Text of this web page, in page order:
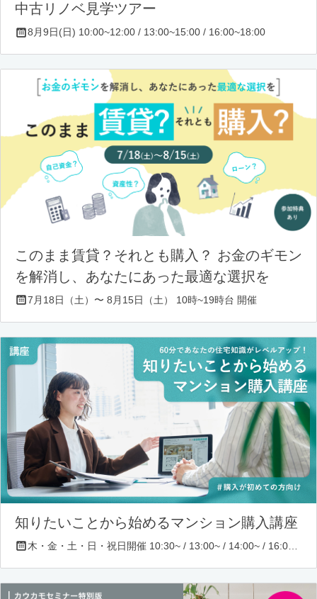
中古リノベ見学ツアー
8月9日(日) 10:00~12:00 / 13:00~15:00 / 16:00~18:00
このまま賃貸？それとも購入？ お金のギモン
を解消し、あなたにあった最適な選択を
7月18日（土）〜 8月15日（土） 10時~19時台 開催
知りたいことから始めるマンション購入講座